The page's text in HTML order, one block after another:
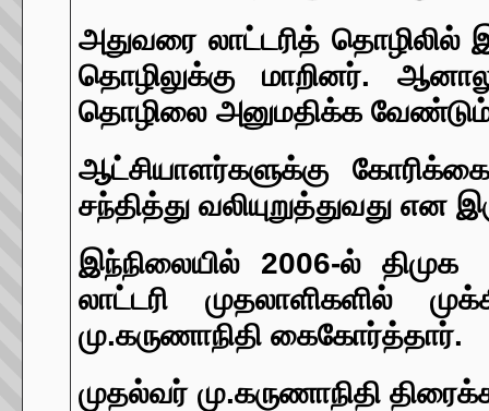
அதுவரை லாட்டரித்
தொழிலுக்கு மாறினர்.
தொழிலை அனுமதிக்க வேண்டும்
ஆட்சியாளர்களுக்கு
சந்தித்து வலியுறுத்துவது என
இந்நிலையில் 2006-ல் திமுக
லாட்டரி முதலாளிகளில்
மு.கருணாநிதி கைகோர்த்தார்.
முதல்வர் மு.கருணாநிதி